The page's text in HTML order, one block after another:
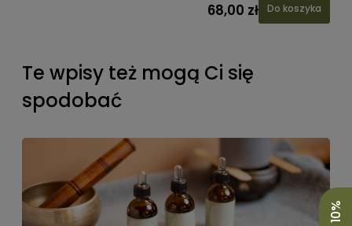
68,00 zł Do koszyka
Te wpisy też mogą Ci się
spodobać